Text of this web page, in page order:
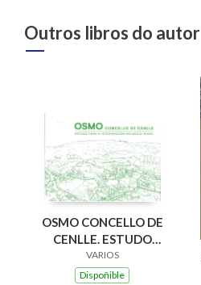
Outros libros do autor
OSMO CONCELLO DE
CENLLE. ESTUDO
PARA A
INTERVENCION NO
VARIOS
Dispoñible